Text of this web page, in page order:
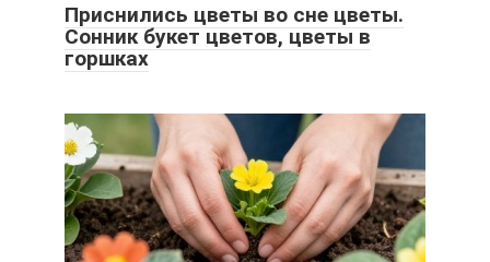
Приснились цветы во сне цветы.
Сонник букет цветов, цветы в
горшках